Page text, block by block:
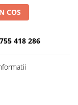
COS
418 286